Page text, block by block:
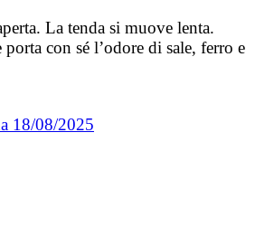
La tenda si muove lenta.
porta con sé l’odore di sale, ferro e
18/08/2025